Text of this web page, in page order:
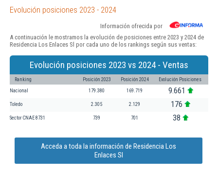
Evolución posiciones 2023 - 2024
Información ofrecida por
A continuación le mostramos la evolución de posiciones entre 2023 y 2024 de
Residencia Los Enlaces Sl por cada uno de los rankings según sus ventas:
Evolución posiciones 2023 vs 2024 - Ventas
Ranking Posición 2023 Posición 2024 Evolución Posiciones
Nacional 179.380 169.719 9.661
Toledo 2.305 2.129 176
Sector CNAE 8731 739 701 38
Acceda a toda la información de Residencia Los
Enlaces Sl